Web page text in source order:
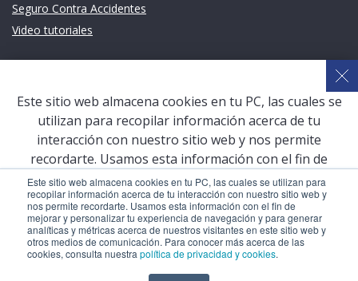
Este sitio web almacena cookies en tu PC, las cuales se utilizan para
recopilar información acerca de tu interacción con nuestro sitio web y
nos permite recordarte. Usamos esta información con el fin de
mejorar y personalizar tu experiencia de navegación y para generar
analíticas y métricas acerca de nuestros visitantes en este sitio web y
otros medios de comunicación. Para conocer más acerca de las
cookies, consulta nuestra política de privacidad y cookies.
Seguro Contra Accidentes
Video tutoriales
Sistema de Gestión Académica (SGA)
Defensoría Universitaria
Terceros vinculados
San Pablo Mail
Aula Virtual Pregrado
Aula Virtual Postgrado
Este sitio web almacena cookies en tu PC, las cuales se
utilizan para recopilar información acerca de tu
interacción con nuestro sitio web y nos permite
recordarte. Usamos esta información con el fin de
mejorar y personalizar tu experiencia de navegación y
para generar analíticas y métricas acerca de nuestros
visitantes en este sitio web y otros medios de
comunicación. Para conocer más acerca de las cookies,
consulta nuestrapolítica de privacidad y cookies